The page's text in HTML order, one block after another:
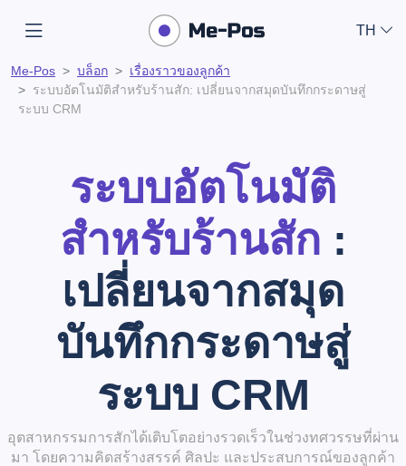
TH
Me-Pos บล็อก
เรื่องราวของลูกค้า
ระบบอัตโนมัติสำหรับร้านสัก: เปลี่ยนจากสมุดบันทึกกระดาษสู่
ระบบ CRM
ระบบอัตโนมัติ
สำหรับร้านสัก :
เปลี่ยนจากสมุด
บันทึกกระดาษสู่
ระบบ CRM
อุตสาหกรรมการสักได้เติบโตอย่างรวดเร็วในช่วงทศวรรษที่ผ่าน
มา โดยความคิดสร้างสรรค์ ศิลปะ และประสบการณ์ของลูกค้า